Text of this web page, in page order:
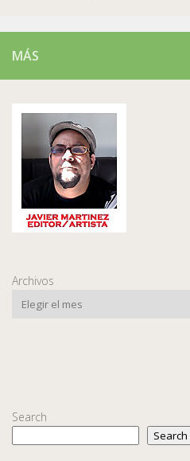
MÁS
Archivos
Search
Search